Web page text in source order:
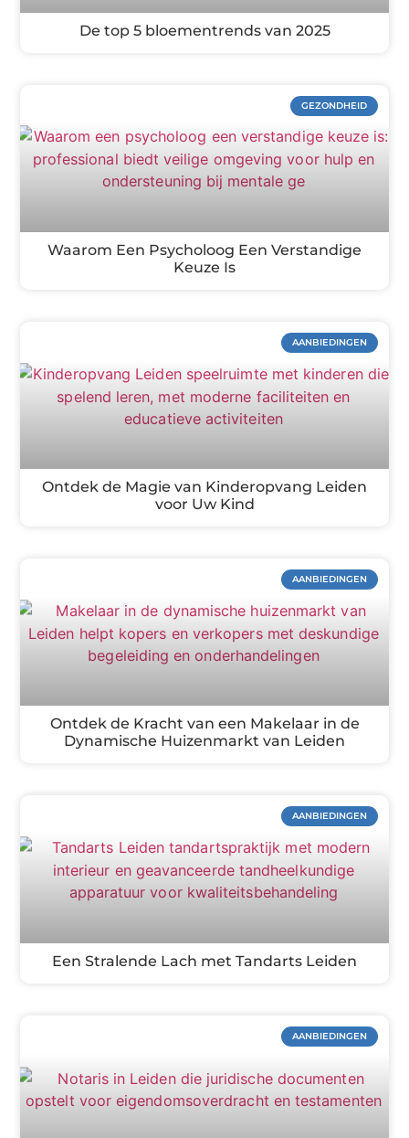
De top 5 bloementrends van 2025
GEZONDHEID
Waarom Een Psycholoog Een Verstandige
Keuze Is
AANBIEDINGEN
Ontdek de Magie van Kinderopvang Leiden
voor Uw Kind
AANBIEDINGEN
Ontdek de Kracht van een Makelaar in de
Dynamische Huizenmarkt van Leiden
AANBIEDINGEN
Een Stralende Lach met Tandarts Leiden
AANBIEDINGEN